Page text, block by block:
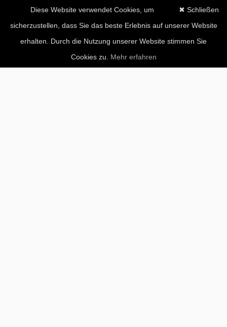
✖ Schließen
Diese Website verwendet Cookies, um
sicherzustellen, dass Sie das beste Erlebnis auf unserer Website
erhalten. Durch die Nutzung unserer Website stimmen Sie
Cookies zu. Mehr erfahren